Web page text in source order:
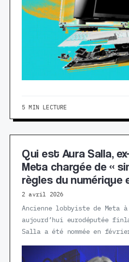
5 MIN LECTURE
Qui est Aura Salla,
Meta chargée de «
règles du numérique
2 avril 2026
Ancienne lobbyiste de Meta
aujourd’hui eurodéputée
Salla a été nommée en